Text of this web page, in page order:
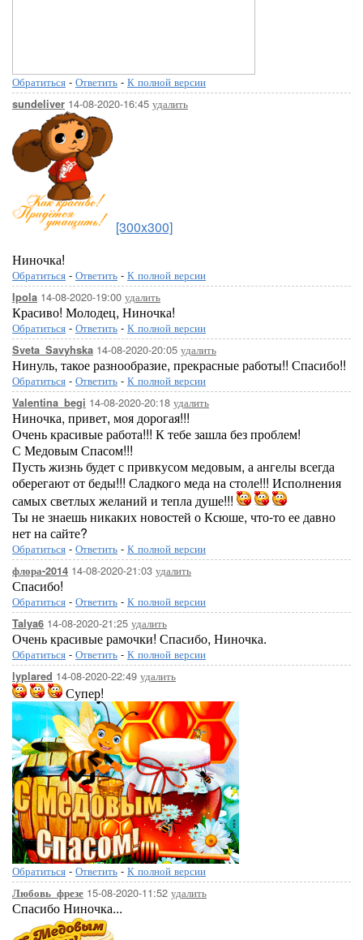
Обратиться - Ответить - К полной версии
sundeliver 14-08-2020-16:45 удалить
[300x300]
Ниночка!
Обратиться - Ответить - К полной версии
Ipola 14-08-2020-19:00 удалить
Красиво! Молодец, Ниночка!
Обратиться - Ответить - К полной версии
Sveta_Savyhska 14-08-2020-20:05 удалить
Нинуль, такое разнообразие, прекрасные работы!! Спасибо!!
Обратиться - Ответить - К полной версии
Valentina_begi 14-08-2020-20:18 удалить
Ниночка, привет, моя дорогая!!!
Очень красивые работа!!! К тебе зашла без проблем!
С Медовым Спасом!!!
Пусть жизнь будет с привкусом медовым, а ангелы всегда
оберегают от беды!!! Сладкого меда на столе!!! Исполнения
самых светлых желаний и тепла душе!!!
Ты не знаешь никаких новостей о Ксюше, что-то ее давно
нет на сайте?
Обратиться - Ответить - К полной версии
флора-2014 14-08-2020-21:03 удалить
Спасибо!
Обратиться - Ответить - К полной версии
Talya6 14-08-2020-21:25 удалить
Очень красивые рамочки! Спасибо, Ниночка.
Обратиться - Ответить - К полной версии
lyplared 14-08-2020-22:49 удалить
Супер!
Обратиться - Ответить - К полной версии
Любовь_фрезе 15-08-2020-11:52 удалить
Спасибо Ниночка...